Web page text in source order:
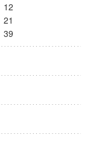
12
21
39